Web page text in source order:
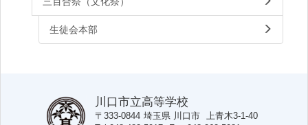
生徒会本部
川口市立高等学校
〒333-0844 埼玉県 川口市 上青木3-1-40